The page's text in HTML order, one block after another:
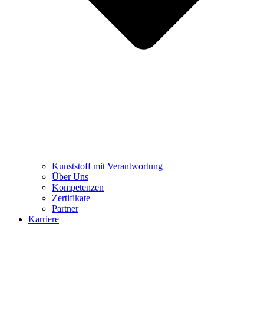
Kunststoff mit Verantwortung
Über Uns
Kompetenzen
Zertifikate
Partner
Karriere